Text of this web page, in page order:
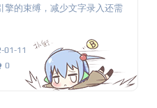
擎的束缚，减少文字录入还需
01-11
0